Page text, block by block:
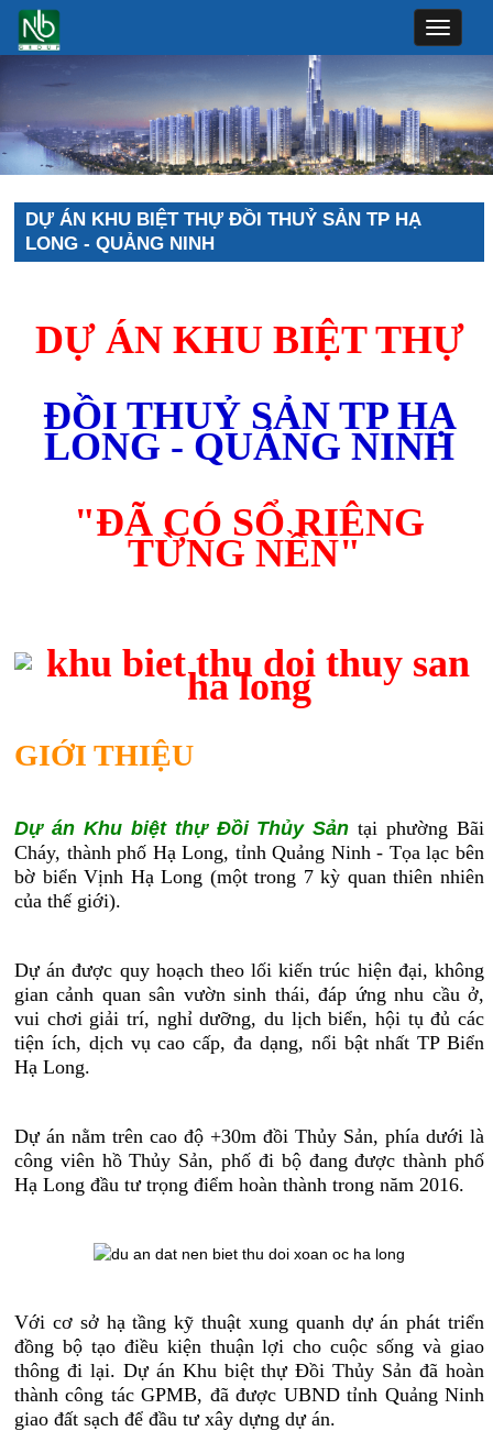
Toggle
DỰ ÁN KHU BIỆT THỰ ĐỒI THUỶ SẢN TP HẠ
LONG - QUẢNG NINH
DỰ ÁN KHU BIỆT THỰ
ĐỒI THUỶ SẢN TP HẠ
LONG - QUẢNG NINH
"ĐÃ CÓ SỔ RIÊNG
TỪNG NỀN"
GIỚI THIỆU
Dự án Khu biệt thự Đồi Thủy Sản tại phường Bãi
Cháy, thành phố Hạ Long, tỉnh Quảng Ninh - Tọa lạc bên
bờ biển Vịnh Hạ Long (một trong 7 kỳ quan thiên nhiên
của thế giới).
Dự án được quy hoạch theo lối kiến trúc hiện đại, không
gian cảnh quan sân vườn sinh thái, đáp ứng nhu cầu ở,
vui chơi giải trí, nghỉ dưỡng, du lịch biển, hội tụ đủ các
tiện ích, dịch vụ cao cấp, đa dạng, nổi bật nhất TP Biển
Hạ Long.
Dự án nằm trên cao độ +30m đồi Thủy Sản, phía dưới là
công viên hồ Thủy Sản, phố đi bộ đang được thành phố
Hạ Long đầu tư trọng điểm hoàn thành trong năm 2016.
Với cơ sở hạ tầng kỹ thuật xung quanh dự án phát triển
đồng bộ tạo điều kiện thuận lợi cho cuộc sống và giao
thông đi lại. Dự án Khu biệt thự Đồi Thủy Sản đã hoàn
thành công tác GPMB, đã được UBND tỉnh Quảng Ninh
giao đất sạch để đầu tư xây dựng dự án.